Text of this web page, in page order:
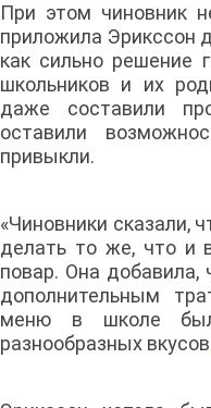
При этом чиновник
приложила Эрикссон
как сильно решение
школьников и их
даже составили
оставили
привыкли.
«Чиновники сказали,
делать то же, что и
повар. Она добавила,
дополнительным
меню в школе
разнообразных вкусов